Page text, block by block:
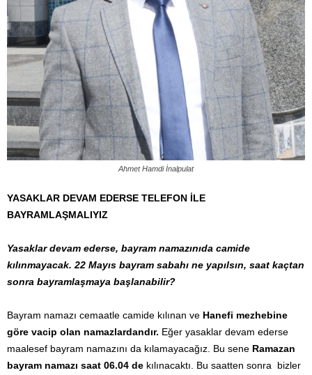
Ahmet Hamdi İnalpulat
YASAKLAR DEVAM EDERSE TELEFON İLE
BAYRAMLAŞMALIYIZ
Yasaklar devam ederse, bayram namazınıda camide
kılınmayacak. 22 Mayıs bayram sabahı ne yapılsın, saat kaçtan
sonra bayramlaşmaya başlanabilir?
Bayram namazı cemaatle camide kılınan ve Hanefi mezhebine
göre vacip olan namazlardandır. Eğer yasaklar devam ederse
maalesef bayram namazını da kılamayacağız. Bu sene Ramazan
bayram namazı saat 06.04 de kılınacaktı. Bu saatten sonra
bizler